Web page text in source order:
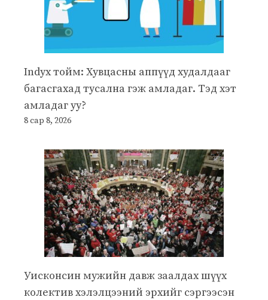
Indyx тойм: Хувцасны аппүүд худалдааг
багасгахад тусална гэж амладаг. Тэд хэт
амладаг уу?
8 сар 8, 2026
Уисконсин мужийн давж заалдах шүүх
колектив хэлэлцээний эрхийг сэргээсэн